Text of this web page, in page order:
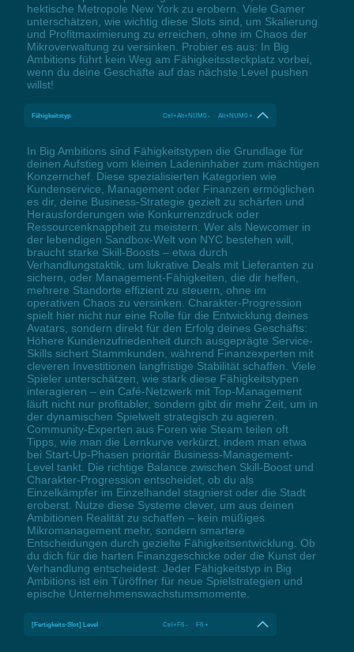
hektische Metropole New York zu erobern. Viele Gamer
unterschätzen, wie wichtig diese Slots sind, um Skalierung
und Profitmaximierung zu erreichen, ohne im Chaos der
Mikroverwaltung zu versinken. Probier es aus: In Big
Ambitions führt kein Weg am Fähigkeitssteckplatz vorbei,
wenn du deine Geschäfte auf das nächste Level pushen
willst!
Fähigkeitstyp Ctrl+Alt+NUM0 - Alt+NUM0 +
In Big Ambitions sind Fähigkeitstypen die Grundlage für
deinen Aufstieg vom kleinen Ladeninhaber zum mächtigen
Konzernchef. Diese spezialisierten Kategorien wie
Kundenservice, Management oder Finanzen ermöglichen
es dir, deine Business-Strategie gezielt zu schärfen und
Herausforderungen wie Konkurrenzdruck oder
Ressourcenknappheit zu meistern. Wer als Newcomer in
der lebendigen Sandbox-Welt von NYC bestehen will,
braucht starke Skill-Boosts – etwa durch
Verhandlungstaktik, um lukrative Deals mit Lieferanten zu
sichern, oder Management-Fähigkeiten, die dir helfen,
mehrere Standorte effizient zu steuern, ohne im
operativen Chaos zu versinken. Charakter-Progression
spielt hier nicht nur eine Rolle für die Entwicklung deines
Avatars, sondern direkt für den Erfolg deines Geschäfts:
Höhere Kundenzufriedenheit durch ausgeprägte Service-
Skills sichert Stammkunden, während Finanzexperten mit
cleveren Investitionen langfristige Stabilität schaffen. Viele
Spieler unterschätzen, wie stark diese Fähigkeitstypen
interagieren – ein Café-Netzwerk mit Top-Management
läuft nicht nur profitabler, sondern gibt dir mehr Zeit, um in
der dynamischen Spielwelt strategisch zu agieren.
Community-Experten aus Foren wie Steam teilen oft
Tipps, wie man die Lernkurve verkürzt, indem man etwa
bei Start-Up-Phasen prioritär Business-Management-
Level tankt. Die richtige Balance zwischen Skill-Boost und
Charakter-Progression entscheidet, ob du als
Einzelkämpfer im Einzelhandel stagnierst oder die Stadt
eroberst. Nutze diese Systeme clever, um aus deinen
Ambitionen Realität zu schaffen – kein müßiges
Mikromanagement mehr, sondern smartere
Entscheidungen durch gezielte Fähigkeitsentwicklung. Ob
du dich für die harten Finanzgeschicke oder die Kunst der
Verhandlung entscheidest: Jeder Fähigkeitstyp in Big
Ambitions ist ein Türöffner für neue Spielstrategien und
epische Unternehmenswachstumsmomente.
[Fertigkeits-Slot] Level Ctrl+F6 - F6 +